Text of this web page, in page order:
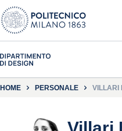
HOME PERSONALE VILLARI